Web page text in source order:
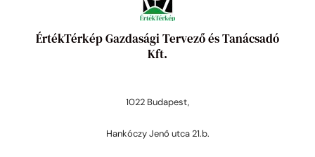
ÉrtékTérkép Gazdasági Tervező és Tanácsadó
Kft.
1022 Budapest,
Hankóczy Jenő utca 21.b.